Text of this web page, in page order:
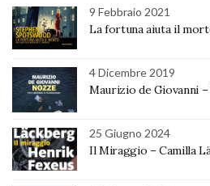
9 Febbraio 2021
La fortuna aiuta il
4 Dicembre 2019
Maurizio de Giovanni
25 Giugno 2024
Il Miraggio – Camilla